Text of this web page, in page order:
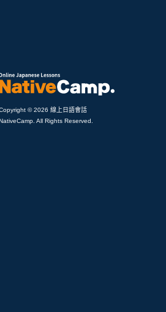
© 2026 線上日語會話
All Rights Reserved.